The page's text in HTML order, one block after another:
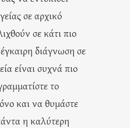
σε αρχικό
σε κάτι πιο
διάγνωση σε
είναι συχνά πιο
το
και να θυμάστε
η καλύτερη